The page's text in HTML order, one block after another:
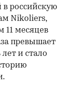
российскую
Nikoliers,
месяцев
превышает
и стало